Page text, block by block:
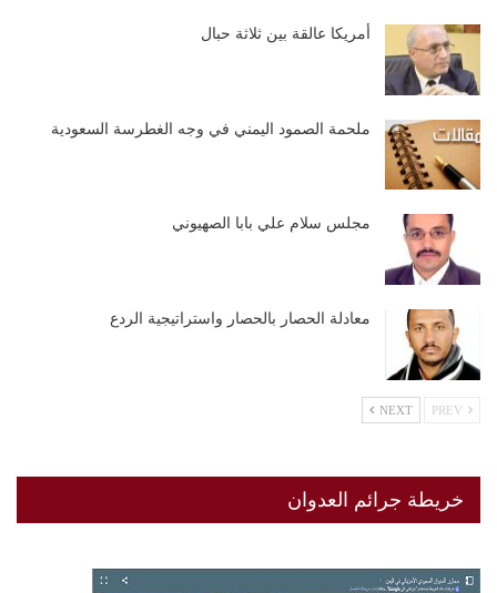
أمريكا عالقة بين ثلاثة حبال
ملحمة الصمود اليمني في وجه الغطرسة السعودية
مجلس سلام علي بابا الصهيوني
معادلة الحصار بالحصار واستراتيجية الردع
NEXT
خريطة جرائم العدوان